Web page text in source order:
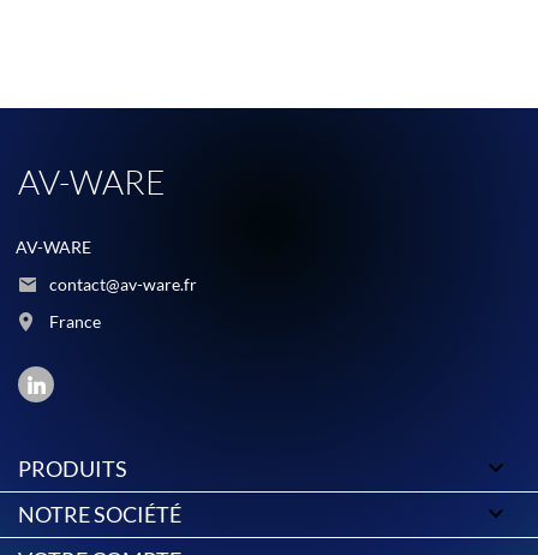
AV-WARE
AV-WARE
contact@av-ware.fr
France
PRODUITS 
NOTRE SOCIÉTÉ 